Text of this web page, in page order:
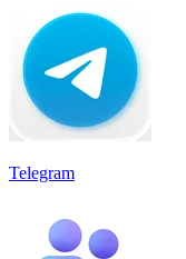
Telegram